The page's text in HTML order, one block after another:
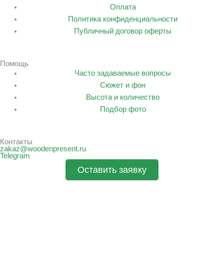
Оплата
Политика конфиденциальности
Публичный договор оферты
Помощь
Часто задаваемые вопросы
Сюжет и фон
Высота и количество
Подбор фото
Контакты
zakaz@woodenpresent.ru
Telegram
Оставить заявку